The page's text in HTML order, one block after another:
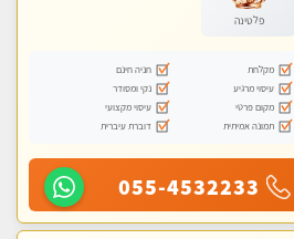
פלטינה
מקלחת
חניה חינם
עיסוי מרגיע
נקי ומסודר
מקום פרטי
עיסוי מקצועי
תמונה אמיתית
דוברת עיברית
055-4532233